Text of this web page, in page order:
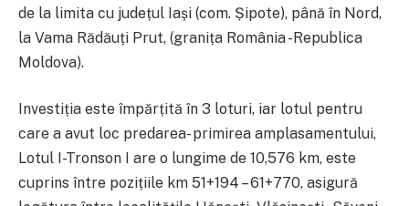
de la limita cu județul Iași (com. Șipote), până în Nord,
la Vama Rădăuți Prut, (granița România -Republica
Moldova).
Investiția este împărțită în 3 loturi, iar lotul pentru
care a avut loc predarea- primirea amplasamentului,
Lotul I-Tronson I are o lungime de 10,576 km, este
cuprins între pozițiile km 51+194 – 61+770, asigură